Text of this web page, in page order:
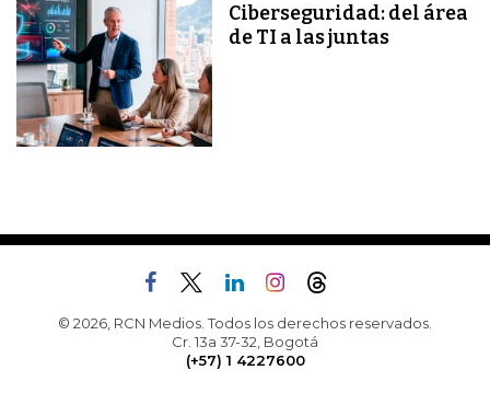
Ciberseguridad: del área
de TI a las juntas
© 2026, RCN Medios. Todos los derechos reservados.
Cr. 13a 37-32, Bogotá
(+57) 1 4227600